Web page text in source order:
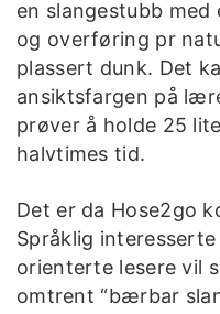
en slangestubb
og overføring pr
plassert dunk. Det
ansiktsfargen på
prøver å holde 25
halvtimes tid.
Det er da Hose2go
Språklig
orienterte lesere vil
omtrent “bærbar